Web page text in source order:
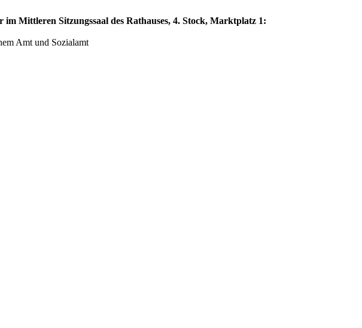
Mittleren Sitzungssaal des Rathauses, 4. Stock, Marktplatz 1:
Amt und Sozialamt